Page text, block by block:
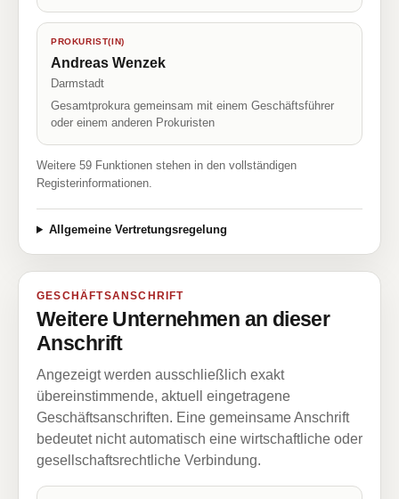
PROKURIST(IN)
Andreas Wenzek
Darmstadt
Gesamtprokura gemeinsam mit einem Geschäftsführer
oder einem anderen Prokuristen
Weitere 59 Funktionen stehen in den vollständigen
Registerinformationen.
Allgemeine Vertretungsregelung
GESCHÄFTSANSCHRIFT
Weitere Unternehmen an dieser
Anschrift
Angezeigt werden ausschließlich exakt
übereinstimmende, aktuell eingetragene
Geschäftsanschriften. Eine gemeinsame Anschrift
bedeutet nicht automatisch eine wirtschaftliche oder
gesellschaftsrechtliche Verbindung.